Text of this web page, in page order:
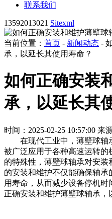
联系我们
13592013021 Sitexml
当前位置： 首页 - 新闻动态 -
承，以延长其使用寿命？
如何正确安装
承，以延长其
时间：2025-02-25 10:57:00 来
在现代工业中，薄壁球轴
被广泛应用于各种高速运转
的特殊性，薄壁球轴承对安
的安装和维护不仅能确保轴
用寿命，从而减少设备停机
正确安装和维护薄壁球轴承，